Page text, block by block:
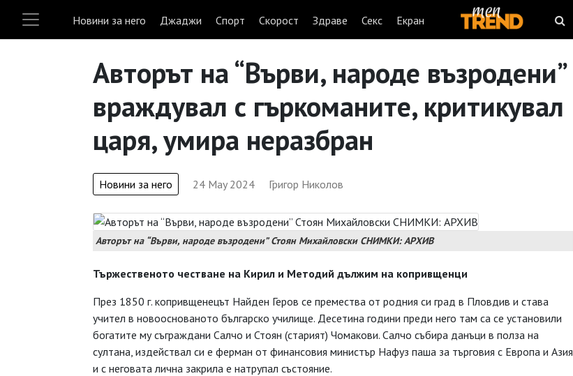
Новини за него Джаджи Спорт Скорост Здраве Секс Екран
Авторът на “Върви, народе възродени”
враждувал с гъркоманите, критикувал
царя, умира неразбран
Новини за него 24 May 2024 Григор Николов
Авторът на “Върви, народе възродени” Стоян Михайловски СНИМКИ: АРХИВ
Тържественото честване на Кирил и Методий дължим на копривщенци
През 1850 г. копривщенецът Найден Геров се премества от родния си град в Пловдив и става
учител в новооснованото българско училище. Десетина години преди него там са се установили
богатите му съграждани Салчо и Стоян (старият) Чомакови. Салчо събира данъци в полза на
султана, издействал си е ферман от финансовия министър Нафуз паша за търговия с Европа и Азия
и с неговата лична закрила е натрупал състояние.